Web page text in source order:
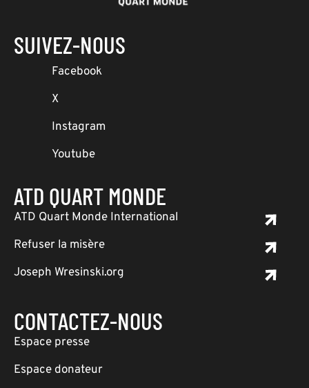
SUIVEZ-NOUS
Facebook
X
Instagram
Youtube
ATD QUART MONDE
ATD Quart Monde International
Refuser la misère
Joseph Wresinski.org
CONTACTEZ-NOUS
Espace presse
Espace donateur